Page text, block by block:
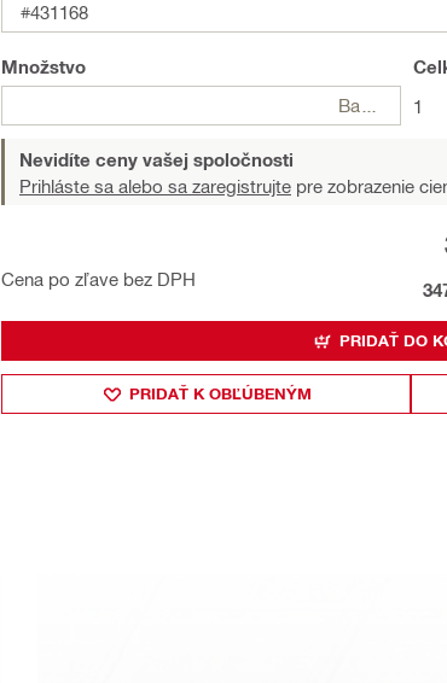
#431168
Množstvo
1
Nevidíte ceny vašej spoločnosti
Prihláste sa alebo sa zaregistrujte pre zobrazenie
Cena po zľave bez DPH
PRIDAŤ DO
PRIDAŤ K OBĽÚBENÝM